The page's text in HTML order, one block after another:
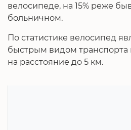
велосипеде, на 15% реже
больничном.
По статистике велосипед
быстрым видом транспорта
на расстояние до 5 км.